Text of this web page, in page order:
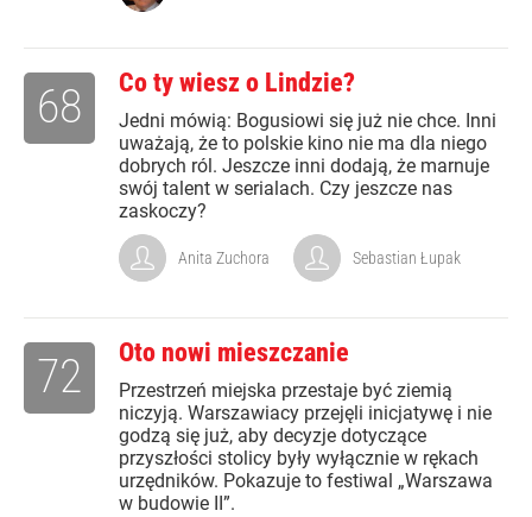
Co ty wiesz o Lindzie?
Jedni mówią: Bogusiowi się już nie chce. Inni
uważają, że to polskie kino nie ma dla niego
dobrych ról. Jeszcze inni dodają, że marnuje
swój talent w serialach. Czy jeszcze nas
zaskoczy?
68
Anita Zuchora Sebastian Łupak
Oto nowi mieszczanie
Przestrzeń miejska przestaje być ziemią
niczyją. Warszawiacy przejęli inicjatywę i nie
godzą się już, aby decyzje dotyczące
przyszłości stolicy były wyłącznie w rękach
urzędników. Pokazuje to festiwal „Warszawa
w budowie II”.
72